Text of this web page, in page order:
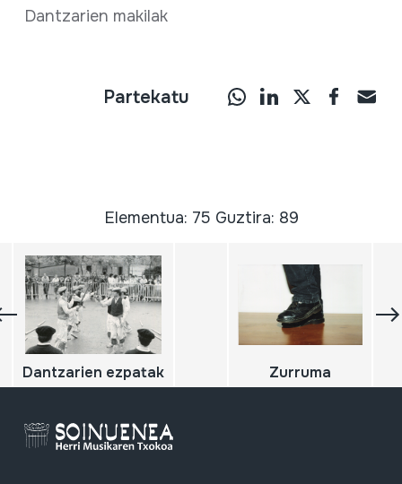
Dantzarien makilak
Partekatu
Elementua: 75 Guztira: 89
Dantzarien ezpatak Zurruma